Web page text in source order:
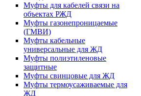
Муфты для кабелей связи на
объектах РЖД
Муфты газонепроницаемые
(ГМВИ)
Муфты кабельные
универсальные для ЖД
Муфты полиэтиленовые
защитные
Муфты свинцовые для ЖД
Муфты термоусаживаемые для
ЖД